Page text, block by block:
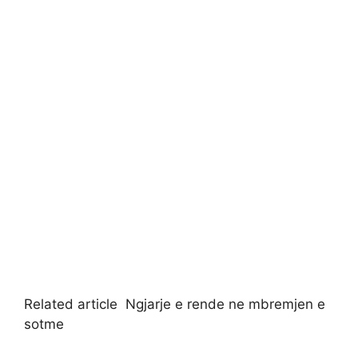
Related article Ngjarje e rende ne mbremjen e
sotme